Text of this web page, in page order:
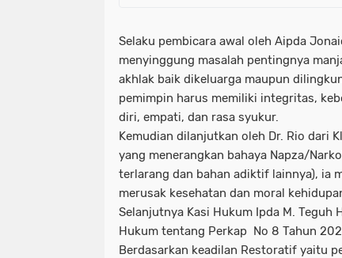
Selaku pembicara awal oleh Aipda
menyinggung masalah pentingnya
akhlak baik dikeluarga maupun
pemimpin harus memiliki integritas,
diri, empati, dan rasa syukur.
Kemudian dilanjutkan oleh Dr. Rio dari
yang menerangkan bahaya Napza/
terlarang dan bahan adiktif lainnya), ia
merusak kesehatan dan moral
Selanjutnya Kasi Hukum Ipda M. Teguh
Hukum tentang Perkap No 8 Tahun
Berdasarkan keadilan Restoratif yaitu